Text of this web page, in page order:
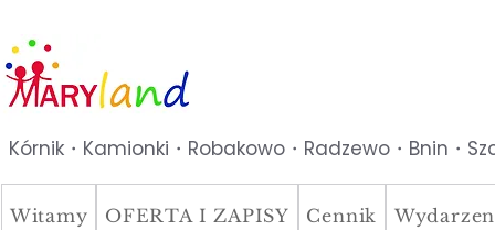
Kórnik・Kamionki・Robakowo・Radzewo・Bnin・
Witamy OFERTA I ZAPISY Cennik